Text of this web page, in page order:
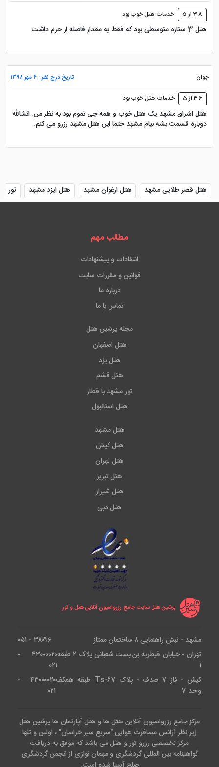
3.8 از 5 خدمات هتل خوب بود
هتل 3 ستاره متوسطی بود که فقط یه مقدار فاصله از حرم داشت
جوان تاریخ درج نظر : ۴ مهر ۱۳۹۸
3.6 از 5 خدمات هتل خوب بود
هتل اشراق مشهد یک هتل خوب و همه چی تموم بود به نظر من. انشالله
دوباره قسمت بشه بیام مشهد حتما این هتل مشهد رزرو می کنم.
هتل قصر طلایی مشهد هتل ارغوان مشهد هتل ایزد مشهد تور
مطالب مهم
انتقادات و پیشنهادات
قوانین و مقررات سایت
درباره ما
تماس با ما
مجله پرشین هتل
هتل اصفهان
هتل یزد
هتل قشم
تور مشهد با قطار
هتل استانبول
هتل مشهد
هتل کیش
هتل تهران
هتل تبریز
هتل شیراز
هتل دبی
پرشین هتل سایت جامع رزرواسیون آنلاین هتل و تور
مشهد - نبش راهنمایی ۸ ساختمان ممتاز
۳۸۰۹۶ - ۰۵۱
تهران - خیابان قیطریه بن بست شعبانی پلاک ۲ طبقه
۱
۴۳۰۰۰۰۲۰ -
۰۲۱
کیش - فاز 7 صدف - پلاک Ts-67 طبقه همکف
واحد 7
۴۳۰۰۰۰۲۰ -
۰۲۱
مرکز جامع رزرواسیون آنلاین هتل ها و هتل آپارتمان ها پرشین هتل
زیر نظر آژانس مسافرت هوایی "سریع سیر خراسان" ، اولین و تنها
مرکز تخصصی رزرو تور و هتل می باشد که موفق به دریافت
گواهینامه بین المللی گردشگری و مهمان نوازی از انجمن گردشگری